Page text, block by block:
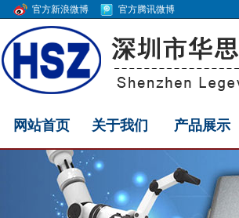
官方新浪微博 官方腾讯微博
网站首页 关于我们 产品展示